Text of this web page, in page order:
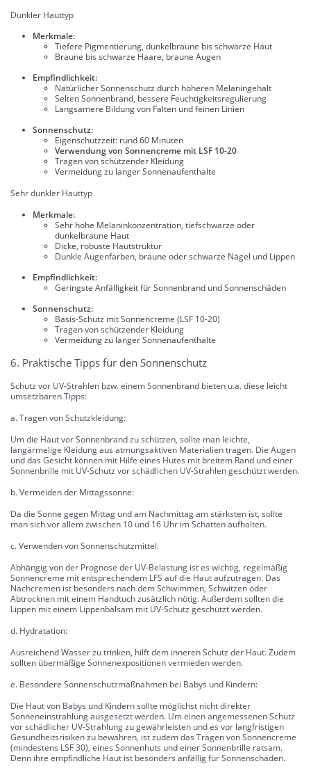
Dunkler Hauttyp
Merkmale:
Tiefere Pigmentierung, dunkelbraune bis schwarze Haut
Braune bis schwarze Haare, braune Augen
Empfindlichkeit:
Natürlicher Sonnenschutz durch höheren Melaningehalt
Selten Sonnenbrand, bessere Feuchtigkeitsregulierung
Langsamere Bildung von Falten und feinen Linien
Sonnenschutz:
Eigenschutzzeit: rund 60 Minuten
Verwendung von Sonnencreme mit LSF 10-20
Tragen von schützender Kleidung
Vermeidung zu langer Sonnenaufenthalte
Sehr dunkler Hauttyp
Merkmale:
Sehr hohe Melaninkonzentration, tiefschwarze oder
dunkelbraune Haut
Dicke, robuste Hautstruktur
Dunkle Augenfarben, braune oder schwarze Nägel und Lippen
Empfindlichkeit:
Geringste Anfälligkeit für Sonnenbrand und Sonnenschäden
Sonnenschutz:
Basis-Schutz mit Sonnencreme (LSF 10-20)
Tragen von schützender Kleidung
Vermeidung zu langer Sonnenaufenthalte
6. Praktische Tipps für den Sonnenschutz
Schutz vor UV-Strahlen bzw. einem Sonnenbrand bieten u.a. diese leicht
umsetzbaren Tipps:
a. Tragen von Schutzkleidung:
Um die Haut vor Sonnenbrand zu schützen, sollte man leichte,
langärmelige Kleidung aus atmungsaktiven Materialien tragen. Die Augen
und das Gesicht können mit Hilfe eines Hutes mit breitem Rand und einer
Sonnenbrille mit UV-Schutz vor schädlichen UV-Strahlen geschützt werden.
b. Vermeiden der Mittagssonne:
Da die Sonne gegen Mittag und am Nachmittag am stärksten ist, sollte
man sich vor allem zwischen 10 und 16 Uhr im Schatten aufhalten.
c. Verwenden von Sonnenschutzmittel:
Abhängig von der Prognose der UV-Belastung ist es wichtig, regelmäßig
Sonnencreme mit entsprechendem LFS auf die Haut aufzutragen. Das
Nachcremen ist besonders nach dem Schwimmen, Schwitzen oder
Abtrocknen mit einem Handtuch zusätzlich nötig. Außerdem sollten die
Lippen mit einem Lippenbalsam mit UV-Schutz geschützt werden.
d. Hydratation:
Ausreichend Wasser zu trinken, hilft dem inneren Schutz der Haut. Zudem
sollten übermäßige Sonnenexpositionen vermieden werden.
e. Besondere Sonnenschutzmaßnahmen bei Babys und Kindern:
Die Haut von Babys und Kindern sollte möglichst nicht direkter
Sonneneinstrahlung ausgesetzt werden. Um einen angemessenen Schutz
vor schädlicher UV-Strahlung zu gewährleisten und es vor langfristigen
Gesundheitsrisiken zu bewahren, ist zudem das Tragen von Sonnencreme
(mindestens LSF 30), eines Sonnenhuts und einer Sonnenbrille ratsam.
Denn ihre empfindliche Haut ist besonders anfällig für Sonnenschäden.